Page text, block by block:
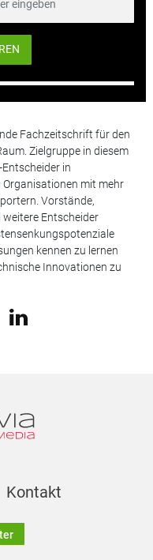
Fachzeitschrift für den
Zielgruppe in diesem
in
Organisationen mit mehr
Vorstände,
Entscheider
kennen zu lernen
Innovationen zu
Kontakt